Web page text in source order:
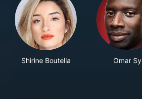
Shirine Boutella Omar Sy